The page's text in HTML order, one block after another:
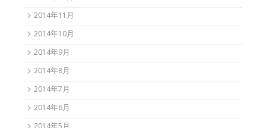
2014年11月
2014年10月
2014年9月
2014年8月
2014年7月
2014年6月